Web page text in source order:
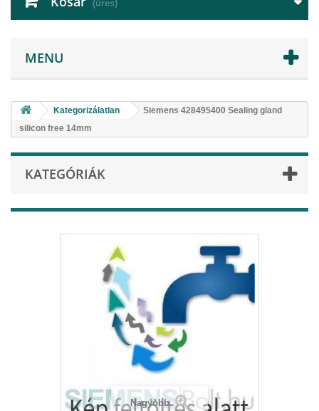
(üres)
MENU
Kategorizálatlan
Siemens 428495400 Sealing gland
silicon free 14mm
KATEGÓRIÁK
Nagyobb